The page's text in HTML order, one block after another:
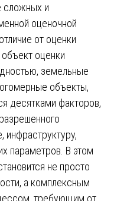
сложных и
оценочной
от оценки
оценки
земельные
объекты,
десятками факторов,
инфраструктуру,
параметров. В этом
не просто
а комплексным
требующим от